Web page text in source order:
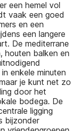
een hemel vol
vaak een goed
en een
een langere
De mediterrane
houten balken en
enkele minuten
je kunt net zo
door het
bodega. De
ligging
bijzonder